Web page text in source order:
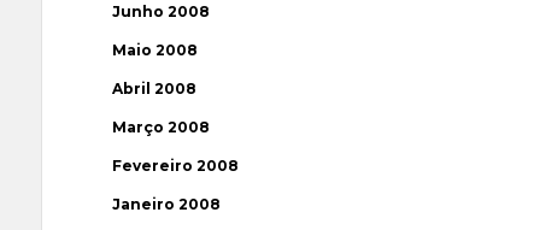
Junho 2008
Maio 2008
Abril 2008
Março 2008
Fevereiro 2008
Janeiro 2008